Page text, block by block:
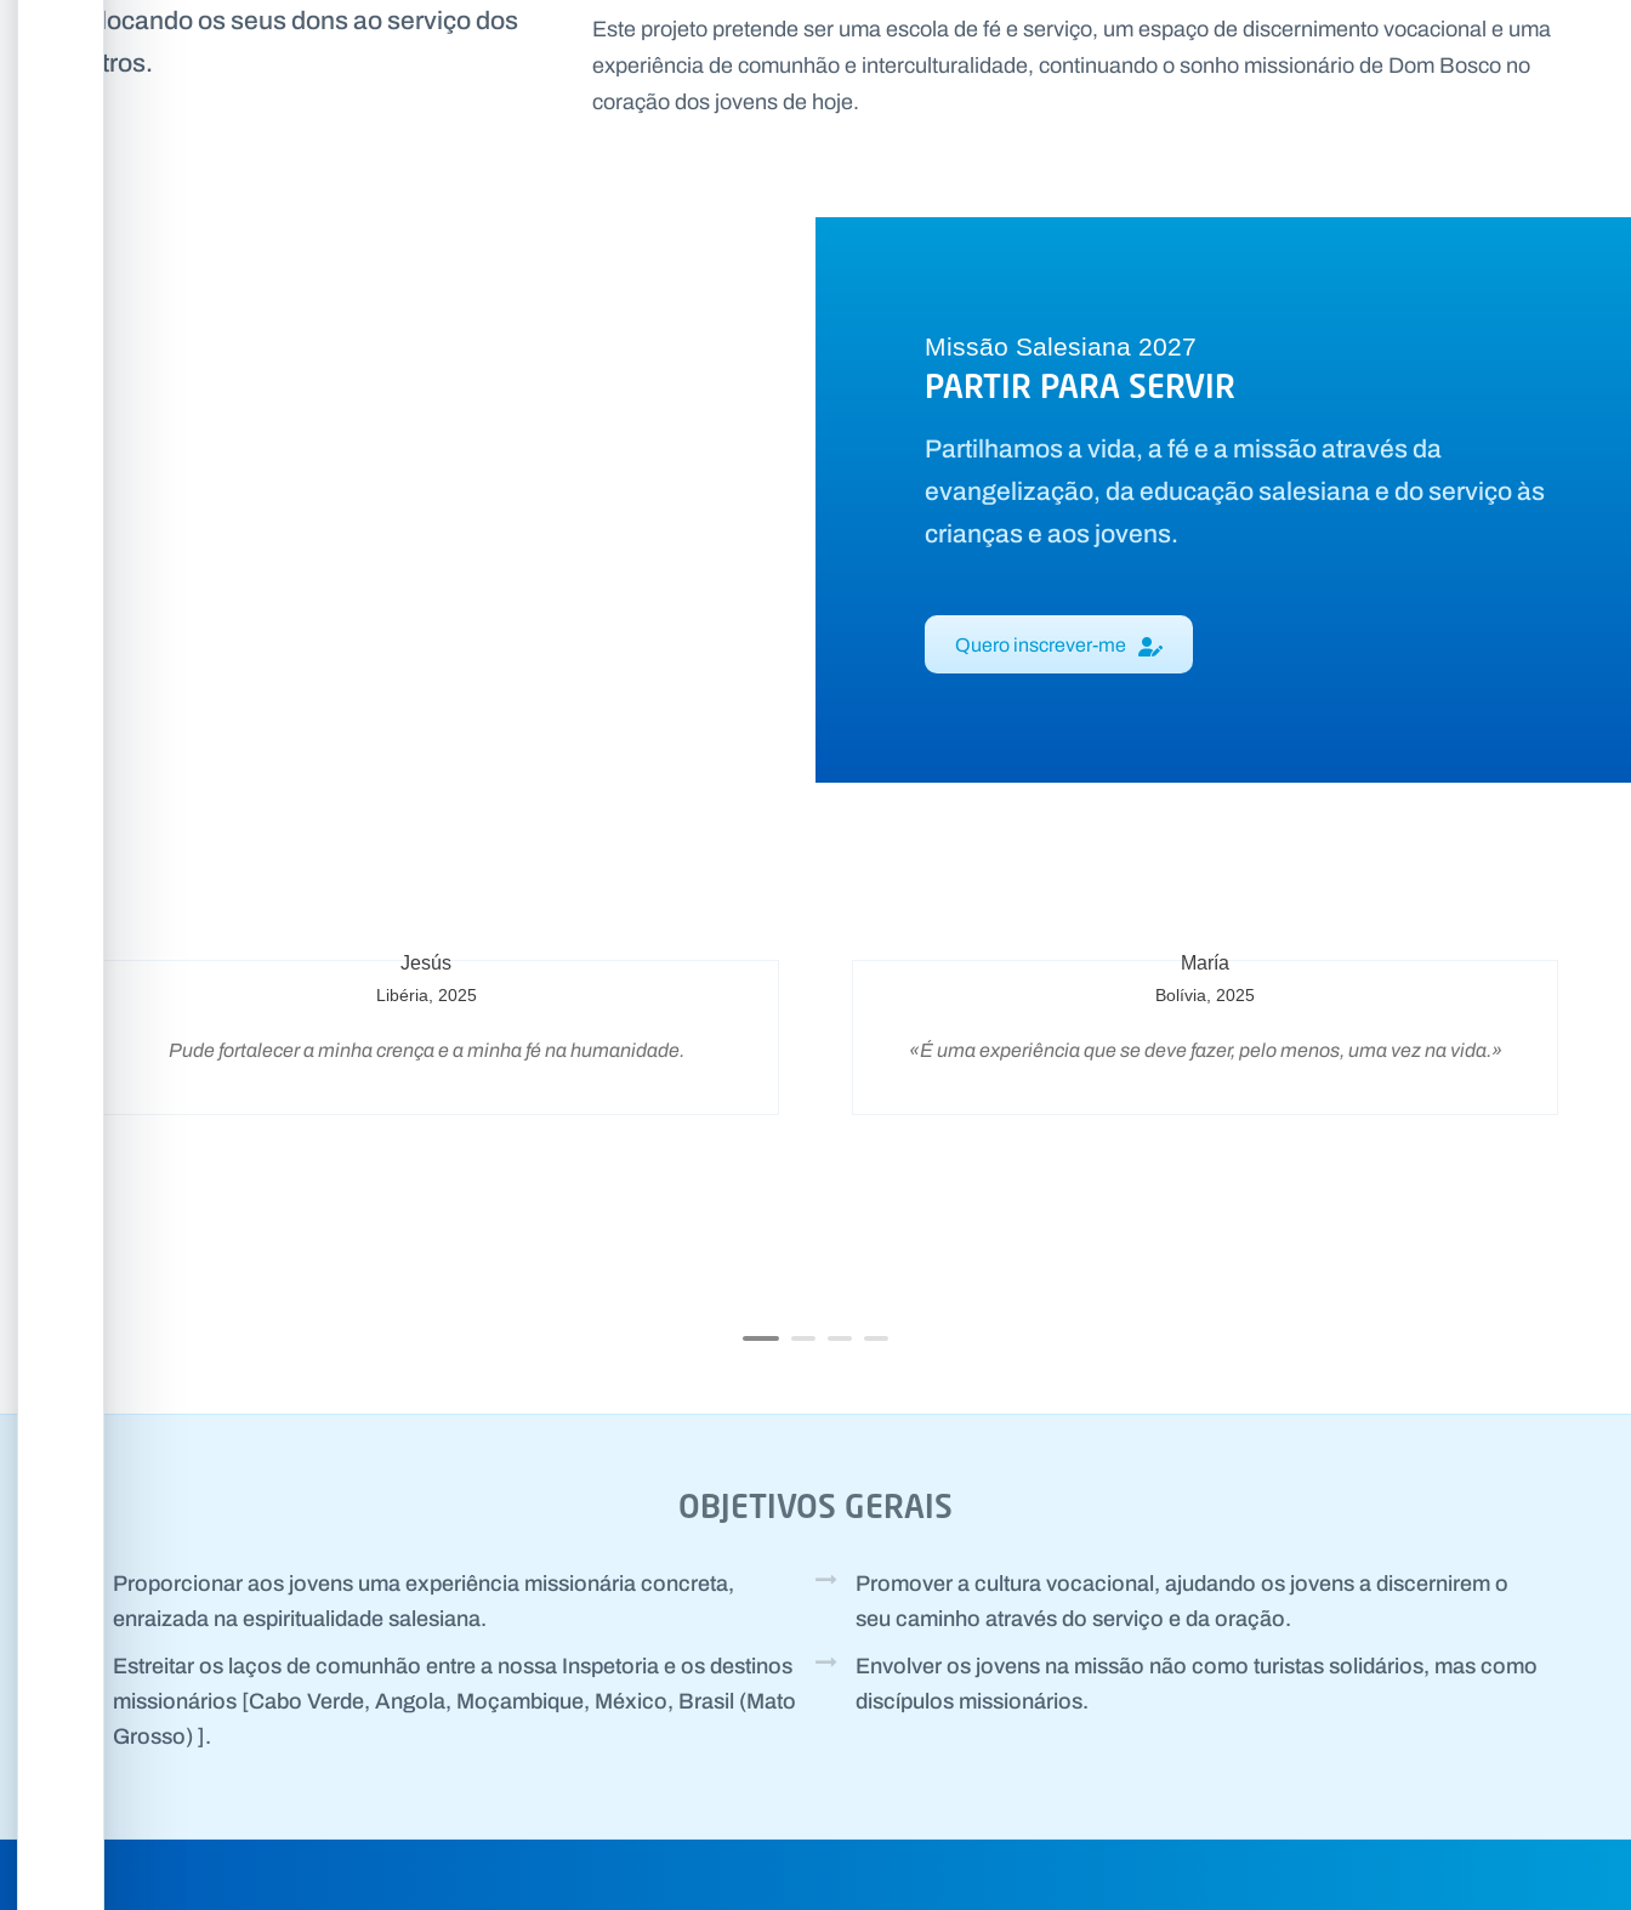
colocando os seus dons ao serviço dos
outros.
Este projeto pretende ser uma escola de fé e serviço, um espaço de discernimento vocacional e uma
experiência de comunhão e interculturalidade, continuando o sonho missionário de Dom Bosco no
coração dos jovens de hoje.
Missão Salesiana 2027
PARTIR PARA SERVIR
Partilhamos a vida, a fé e a missão através da
evangelização, da educação salesiana e do serviço às
crianças e aos jovens.
Quero inscrever-me
Jesús
Libéria, 2025
Pude fortalecer a minha crença e a minha fé na humanidade.
María
Bolívia, 2025
«É uma experiência que se deve fazer, pelo menos, uma vez na vida.»
OBJETIVOS GERAIS
Proporcionar aos jovens uma experiência missionária concreta,
enraizada na espiritualidade salesiana.
Promover a cultura vocacional, ajudando os jovens a discernirem o
seu caminho através do serviço e da oração.
Estreitar os laços de comunhão entre a nossa Inspetoria e os destinos
missionários [Cabo Verde, Angola, Moçambique, México, Brasil (Mato
Grosso) ].
Envolver os jovens na missão não como turistas solidários, mas como
discípulos missionários.